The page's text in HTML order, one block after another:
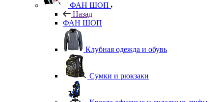
ФАН ШОП
Назад
ФАН ШОП
Клубная одежда и обувь
Сумки и рюкзаки